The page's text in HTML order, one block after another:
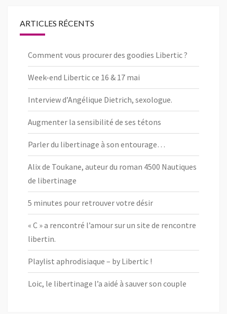
ARTICLES RÉCENTS
Comment vous procurer des goodies Libertic ?
Week-end Libertic ce 16 & 17 mai
Interview d’Angélique Dietrich, sexologue.
Augmenter la sensibilité de ses tétons
Parler du libertinage à son entourage…
Alix de Toukane, auteur du roman 4500 Nautiques
de libertinage
5 minutes pour retrouver votre désir
« C » a rencontré l’amour sur un site de rencontre
libertin.
Playlist aphrodisiaque – by Libertic !
Loic, le libertinage l’a aidé à sauver son couple